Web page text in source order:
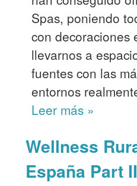
Spas, poniendo
con decoraciones
llevarnos a
fuentes con las
entornos
Leer más »
Wellness
España Part II